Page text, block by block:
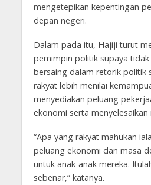
mengetepikan kepentingan
depan negeri.
Dalam pada itu, Hajiji turut
pemimpin politik supaya tidak
bersaing dalam retorik politik
rakyat lebih menilai
menyediakan peluang
ekonomi serta menyelesaikan
“Apa yang rakyat mahukan
peluang ekonomi dan masa
untuk anak-anak mereka.
sebenar,” katanya.